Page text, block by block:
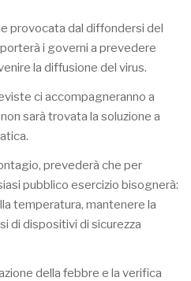
provocata dal diffondersi del
i governi a prevedere
la diffusione del virus.
ci accompagneranno a
sarà trovata la soluzione a
prevederà che per
pubblico esercizio bisognerà:
temperatura, mantenere la
di dispositivi di sicurezza
della febbre e la verifica